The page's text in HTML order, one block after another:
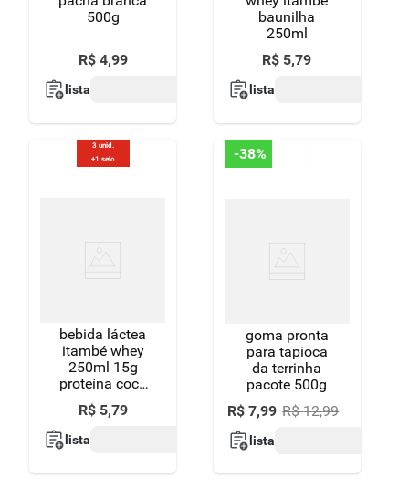
500g
R$ 4,99
lista
baunilha
250ml
R$ 5,79
lista
3 unid.
+1 selo
bebida láctea
itambé whey
250ml 15g
proteína coco
e batata doce
R$ 5,79
lista
-38%
goma pronta
para tapioca
da terrinha
pacote 500g
R$ 7,99 R$ 12,99
lista